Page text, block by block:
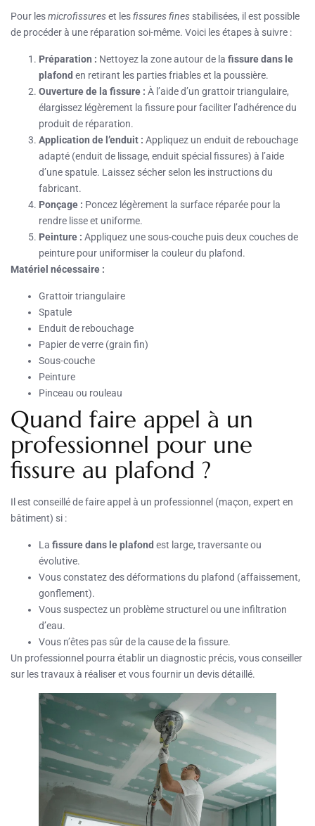
Pour lesmicrofissureset lesfissures fines stabilisées, il est possible
de procéder à une réparation soi-même. Voici les étapes à suivre :
Préparation : Nettoyez la zone autour de la fissure dans le
plafond en retirant les parties friables et la poussière.
Ouverture de la fissure : À l’aide d’un grattoir triangulaire,
élargissez légèrement la fissure pour faciliter l’adhérence du
produit de réparation.
Application de l’enduit : Appliquez un enduit de rebouchage
adapté (enduit de lissage, enduit spécial fissures) à l’aide
d’une spatule. Laissez sécher selon les instructions du
fabricant.
Ponçage : Poncez légèrement la surface réparée pour la
rendre lisse et uniforme.
Peinture : Appliquez une sous-couche puis deux couches de
peinture pour uniformiser la couleur du plafond.
Matériel nécessaire :
Grattoir triangulaire
Spatule
Enduit de rebouchage
Papier de verre (grain fin)
Sous-couche
Peinture
Pinceau ou rouleau
Quand faire appel à un
professionnel pour une
fissure au plafond ?
Il est conseillé de faire appel à un professionnel (maçon, expert en
bâtiment) si :
La fissure dans le plafond est large, traversante ou
évolutive.
Vous constatez des déformations du plafond (affaissement,
gonflement).
Vous suspectez un problème structurel ou une infiltration
d’eau.
Vous n’êtes pas sûr de la cause de la fissure.
Un professionnel pourra établir un diagnostic précis, vous conseiller
sur les travaux à réaliser et vous fournir un devis détaillé.